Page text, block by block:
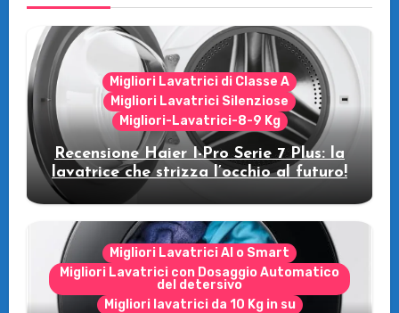
Migliori Lavatrici di Classe A
Migliori Lavatrici Silenziose
Migliori-Lavatrici-8-9 Kg
Recensione Haier I-Pro Serie 7 Plus: la
lavatrice che strizza l’occhio al futuro!
Migliori Lavatrici AI o Smart
Migliori Lavatrici con Dosaggio Automatico
del detersivo
Migliori lavatrici da 10 Kg in su